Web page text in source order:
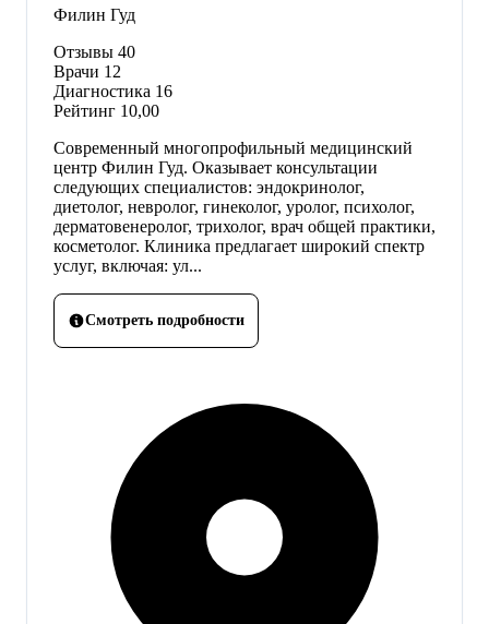
Филин Гуд
Отзывы 40
Врачи 12
Диагностика 16
Рейтинг 10,00
Современный многопрофильный медицинский
центр Филин Гуд. Оказывает консультации
следующих специалистов: эндокринолог,
диетолог, невролог, гинеколог, уролог, психолог,
дерматовенеролог, трихолог, врач общей практики,
косметолог. Клиника предлагает широкий спектр
услуг, включая: ул...
Смотреть подробности